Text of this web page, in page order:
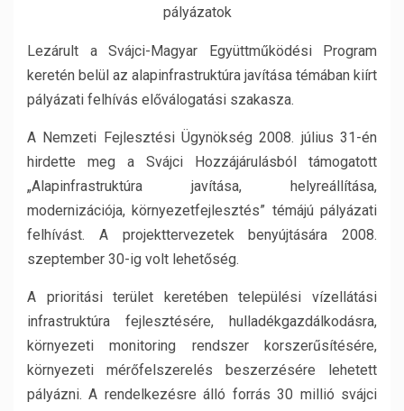
Lezárult a Svájci-Magyar Együttműködési Program
keretén belül az alapinfrastruktúra javítása témában kiírt
pályázati felhívás előválogatási szakasza.
A Nemzeti Fejlesztési Ügynökség 2008. július 31-én
hirdette meg a Svájci Hozzájárulásból támogatott
„Alapinfrastruktúra javítása, helyreállítása,
modernizációja, környezetfejlesztés” témájú pályázati
felhívást. A projekttervezetek benyújtására 2008.
szeptember 30-ig volt lehetőség.
A prioritási terület keretében települési vízellátási
infrastruktúra fejlesztésére, hulladékgazdálkodásra,
környezeti monitoring rendszer korszerűsítésére,
környezeti mérőfelszerelés beszerzésére lehetett
pályázni. A rendelkezésre álló forrás 30 millió svájci